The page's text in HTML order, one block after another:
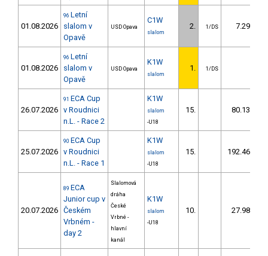
01.08.2026
96 Letní
slalom v
Opavě
USD Opava
C1W
slalom
2. 1/DS 7.29
01.08.2026
96 Letní
slalom v
Opavě
USD Opava
K1W
slalom
1. 1/DS
26.07.2026
91 ECA Cup
v Roudnici
n.L. - Race 2
K1W
slalom
-U18
15. 80.13
25.07.2026
90 ECA Cup
v Roudnici
n.L. - Race 1
K1W
slalom
-U18
15. 192.46
20.07.2026
89 ECA
Junior cup v
Českém
Vrbném -
day 2
Slalomová
dráha
České
Vrbné -
hlavní
kanál
K1W
slalom
-U18
10. 27.98